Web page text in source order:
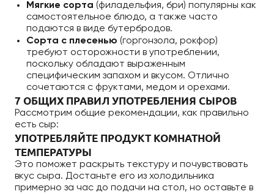
Мягкие сорта (филадельфия, бри) популярны как
самостоятельное блюдо, а также часто
подаются в виде бутербродов.
Сорта с плесенью (горгонзола, рокфор)
требуют осторожности в употреблении,
поскольку обладают выраженным
специфическим запахом и вкусом. Отлично
сочетаются с фруктами, медом и орехами.
7 ОБЩИХ ПРАВИЛ УПОТРЕБЛЕНИЯ СЫРОВ
Рассмотрим общие рекомендации, как правильно
есть сыр:
УПОТРЕБЛЯЙТЕ ПРОДУКТ КОМНАТНОЙ
ТЕМПЕРАТУРЫ
Это поможет раскрыть текстуру и почувствовать
вкус сыра. Достаньте его из холодильника
примерно за час до подачи на стол, но оставьте в